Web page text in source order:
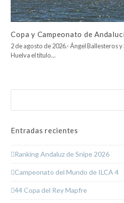
Copa y Campeonato de
2 de agosto de 2026.- Ángel Ballesteros
Huelva el título…
Entradas recientes
Ranking Andaluz de Snipe 2026
Campeonato del Mundo de ILCA 4
44 Copa del Rey Mapfre